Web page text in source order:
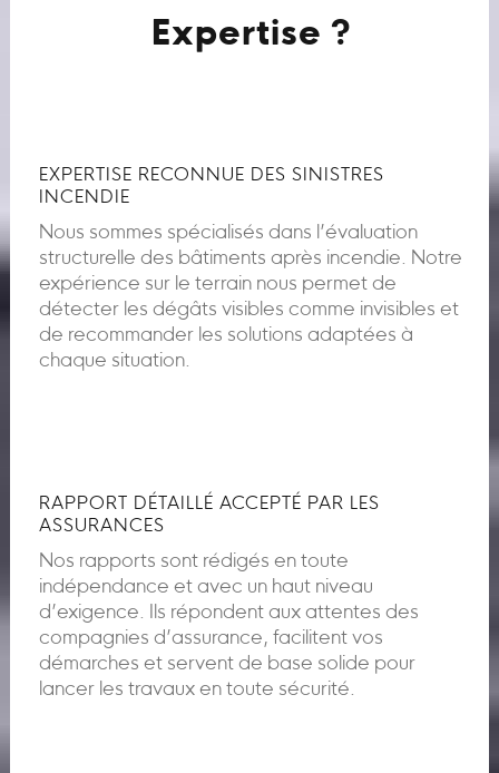
Expertise ?
EXPERTISE RECONNUE DES SINISTRES
INCENDIE
Nous sommes spécialisés dans l’évaluation
structurelle des bâtiments après incendie. Notre
expérience sur le terrain nous permet de
détecter les dégâts visibles comme invisibles et
de recommander les solutions adaptées à
chaque situation.
RAPPORT DÉTAILLÉ ACCEPTÉ PAR LES
ASSURANCES
Nos rapports sont rédigés en toute
indépendance et avec un haut niveau
d’exigence. Ils répondent aux attentes des
compagnies d’assurance, facilitent vos
démarches et servent de base solide pour
lancer les travaux en toute sécurité.